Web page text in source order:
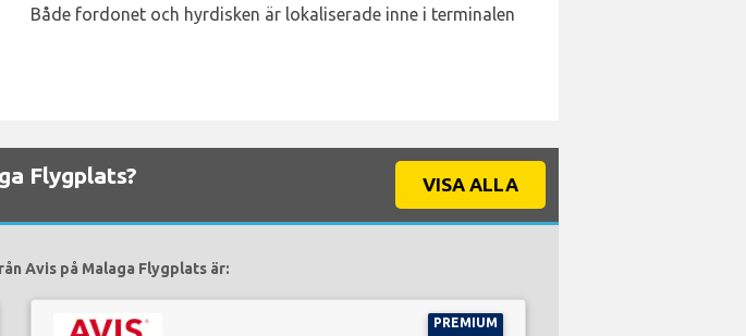
Både fordonet och hyrdisken är lokaliserade inne i terminalen
Flygplats? VISA ALLA
Avis på Malaga Flygplats är:
PREMIUM